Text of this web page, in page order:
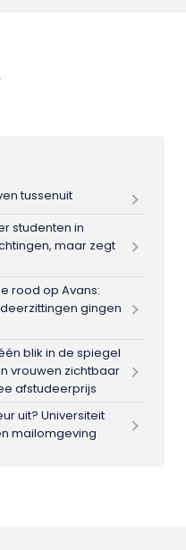
tussenuit
studenten in
maar zegt
rood op Avans:
gingen
blik in de spiegel
vrouwen zichtbaar
afstudeerprijs
uit? Universiteit
mailomgeving